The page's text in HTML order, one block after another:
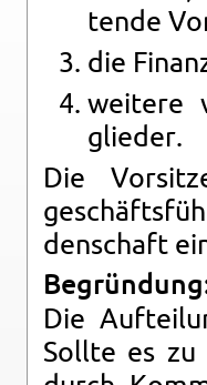
tende
die
weit­ere
glieder.
Die
den­schaft
Die
Sollte es